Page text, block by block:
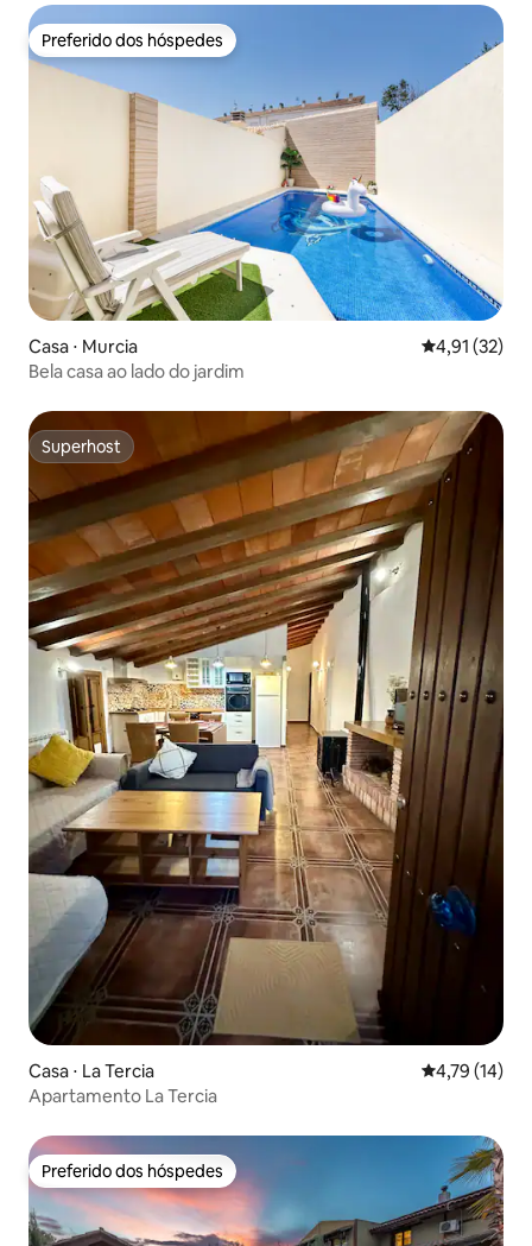
Preferido dos hóspedes
Preferido dos hóspedes
Casa ⋅ Murcia 4,91 de uma
4,91 (32)
Bela casa ao lado do jardim
Superhost
Superhost
Casa ⋅ La Tercia 4,79 de uma
4,79 (14)
Apartamento La Tercia
Preferido dos hóspedes
Preferido dos hóspedes